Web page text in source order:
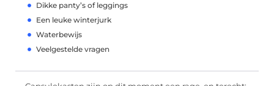
Dikke panty’s of leggings
Een leuke winterjurk
Waterbewijs
Veelgestelde vragen